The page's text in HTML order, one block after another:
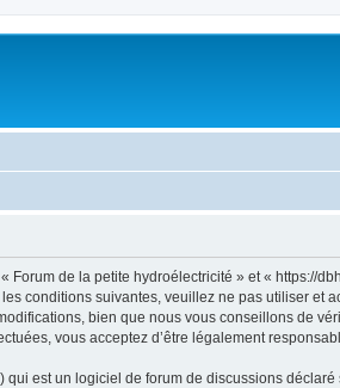
de la petite hydroélectricité » et « https://
conditions suivantes, veuillez ne pas utiliser et
bien que nous vous conseillons de
vous acceptez d’être légalement
est un logiciel de forum de discussions déclaré